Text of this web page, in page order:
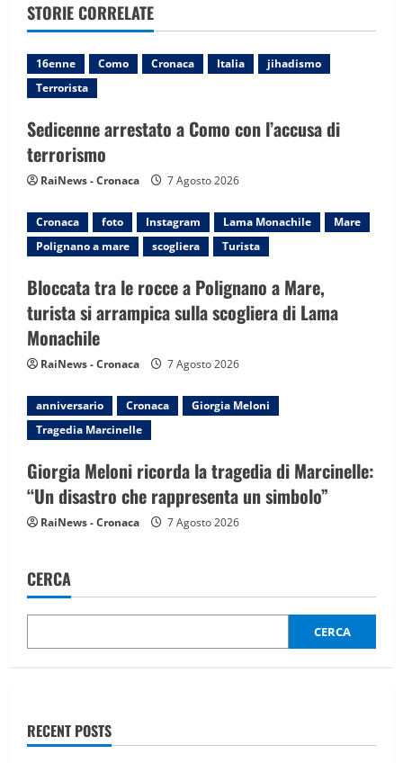
i
g
a
t
i
o
n
STORIE CORRELATE
16enne Como Cronaca Italia
jihadismo
Terrorista
Sedicenne arrestato a Como con l’accusa di
terrorismo
RaiNews - Cronaca 7 Agosto 2026
Cronaca foto Instagram Lama Monachile
Mare
Polignano a mare
scogliera Turista
Bloccata tra le rocce a Polignano a Mare,
turista si arrampica sulla scogliera di Lama
Monachile
RaiNews - Cronaca 7 Agosto 2026
anniversario Cronaca
Giorgia Meloni
Tragedia Marcinelle
Giorgia Meloni ricorda la tragedia di Marcinelle:
“Un disastro che rappresenta un simbolo”
RaiNews - Cronaca 7 Agosto 2026
CERCA
CERCA
RECENT POSTS